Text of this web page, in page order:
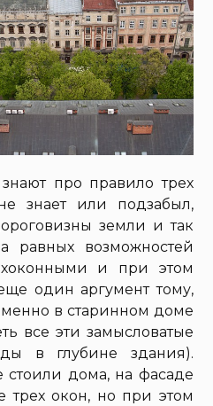
про правило трех
знает или подзабыл,
земли и так
равных возможностей
и при этом
один аргумент тому,
в старинном доме
все эти замысловатые
в глубине здания).
дома, на фасаде
трех окон, но при этом